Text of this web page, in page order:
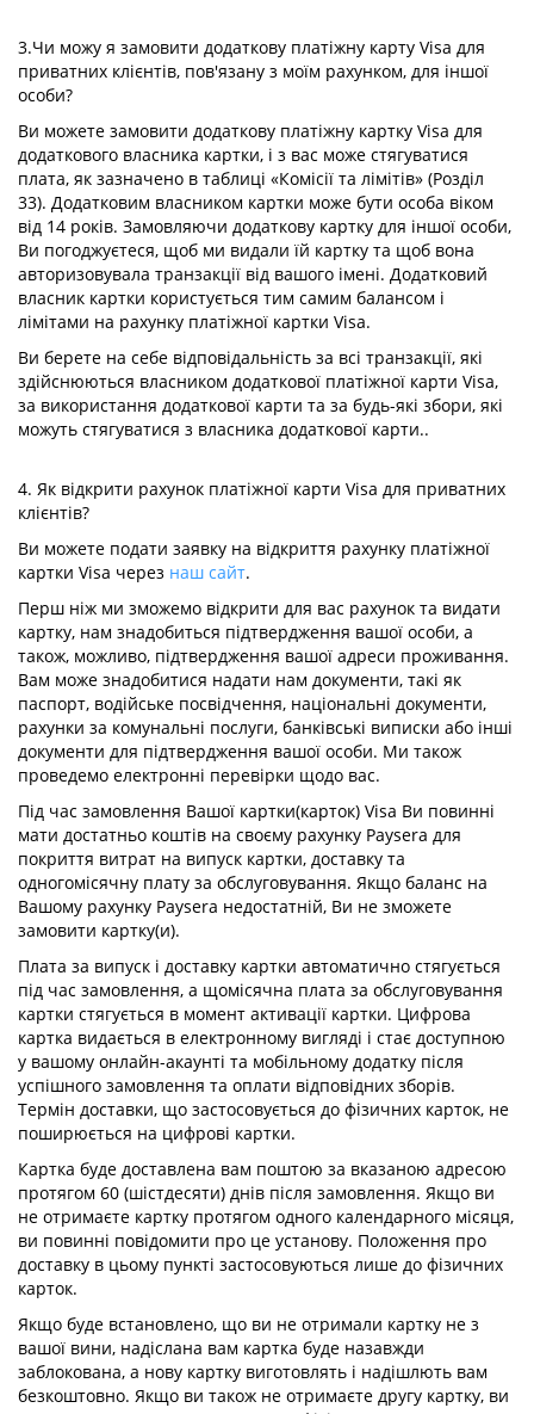
3.Чи можу я замовити додаткову платіжну карту Visa для
приватних клієнтів, пов'язану з моїм рахунком, для іншої
особи?
Ви можете замовити додаткову платіжну картку Visa для
додаткового власника картки, і з вас може стягуватися
плата, як зазначено в таблиці «Комісії та лімітів» (Розділ
33). Додатковим власником картки може бути особа віком
від 14 років. Замовляючи додаткову картку для іншої особи,
Ви погоджуєтеся, щоб ми видали їй картку та щоб вона
авторизовувала транзакції від вашого імені. Додатковий
власник картки користується тим самим балансом і
лімітами на рахунку платіжної картки Visa.
Ви берете на себе відповідальність за всі транзакції, які
здійснюються власником додаткової платіжної карти Visa,
за використання додаткової карти та за будь-які збори, які
можуть стягуватися з власника додаткової карти..
4. Як відкрити рахунок платіжної карти Visa для приватних
клієнтів?
Ви можете подати заявку на відкриття рахунку платіжної
картки Visa через наш сайт.
Перш ніж ми зможемо відкрити для вас рахунок та видати
картку, нам знадобиться підтвердження вашої особи, а
також, можливо, підтвердження вашої адреси проживання.
Вам може знадобитися надати нам документи, такі як
паспорт, водійське посвідчення, національні документи,
рахунки за комунальні послуги, банківські виписки або інші
документи для підтвердження вашої особи. Ми також
проведемо електронні перевірки щодо вас.
Під час замовлення Вашої картки(карток) Visa Ви повинні
мати достатньо коштів на своєму рахунку Paysera для
покриття витрат на випуск картки, доставку та
одногомісячну плату за обслуговування. Якщо баланс на
Вашому рахунку Paysera недостатній, Ви не зможете
замовити картку(и).
Плата за випуск і доставку картки автоматично стягується
під час замовлення, а щомісячна плата за обслуговування
картки стягується в момент активації картки. Цифрова
картка видається в електронному вигляді і стає доступною
у вашому онлайн-акаунті та мобільному додатку після
успішного замовлення та оплати відповідних зборів.
Термін доставки, що застосовується до фізичних карток, не
поширюється на цифрові картки.
Картка буде доставлена вам поштою за вказаною адресою
протягом 60 (шістдесяти) днів після замовлення. Якщо ви
не отримаєте картку протягом одного календарного місяця,
ви повинні повідомити про це установу. Положення про
доставку в цьому пункті застосовуються лише до фізичних
карток.
Якщо буде встановлено, що ви не отримали картку не з
вашої вини, надіслана вам картка буде назавжди
заблокована, а нову картку виготовлять і надішлють вам
безкоштовно. Якщо ви також не отримаєте другу картку, ви